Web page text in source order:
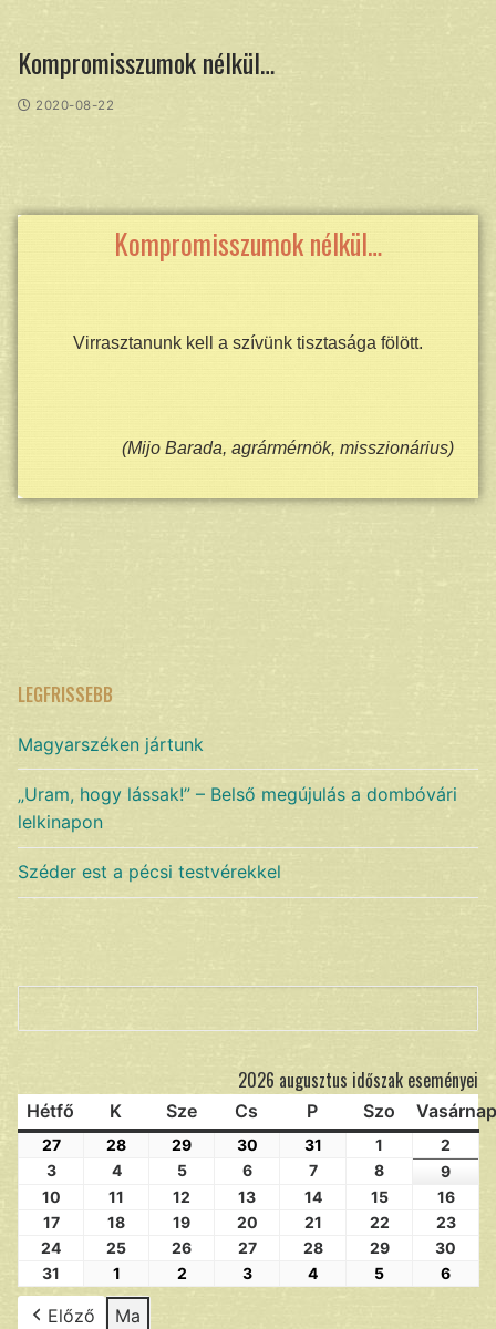
Kompromisszumok nélkül…
2020-08-22
Kompromisszumok nélkül…
Virrasztanunk kell a szívünk tisztasága fölött.
(Mijo Barada, agrármérnök, misszionárius)
LEGFRISSEBB
Magyarszéken jártunk
„Uram, hogy lássak!” – Belső megújulás a dombóvári
lelkinapon
Széder est a pécsi testvérekkel
2026 augusztus időszak eseményei
Hétfő K Sze Cs P Szo Vasárnap
27 28 29 30 31 1
2
3
4 5 6 7 8
9
10
11 12 13 14 15
16
17
18 19 20 21 22
23
24
25 26 27 28 29
30
31
1 2 3 4 5 6
Előző Ma